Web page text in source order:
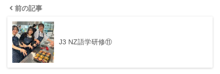
前の記事
J3 NZ語学研修⑪